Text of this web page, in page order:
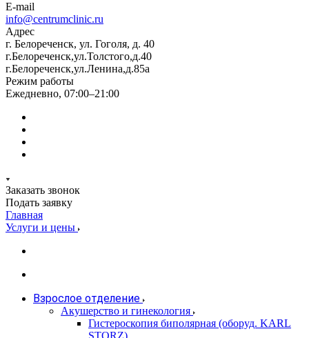
E-mail
info@centrumclinic.ru
Адрес
г. Белореченск, ул. Гоголя, д. 40
г.Белореченск,ул.Толстого,д.40
г.Белореченск,ул.Ленина,д.85а
Режим работы
Ежедневно, 07:00–21:00
Заказать звонок
Подать заявку
Главная
Услуги и цены
Взрослое отделение
Акушерство и гинекология
Гистероскопия биполярная (оборуд. KARL
STORZ)